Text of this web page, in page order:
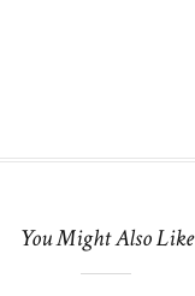
You Might Also Like